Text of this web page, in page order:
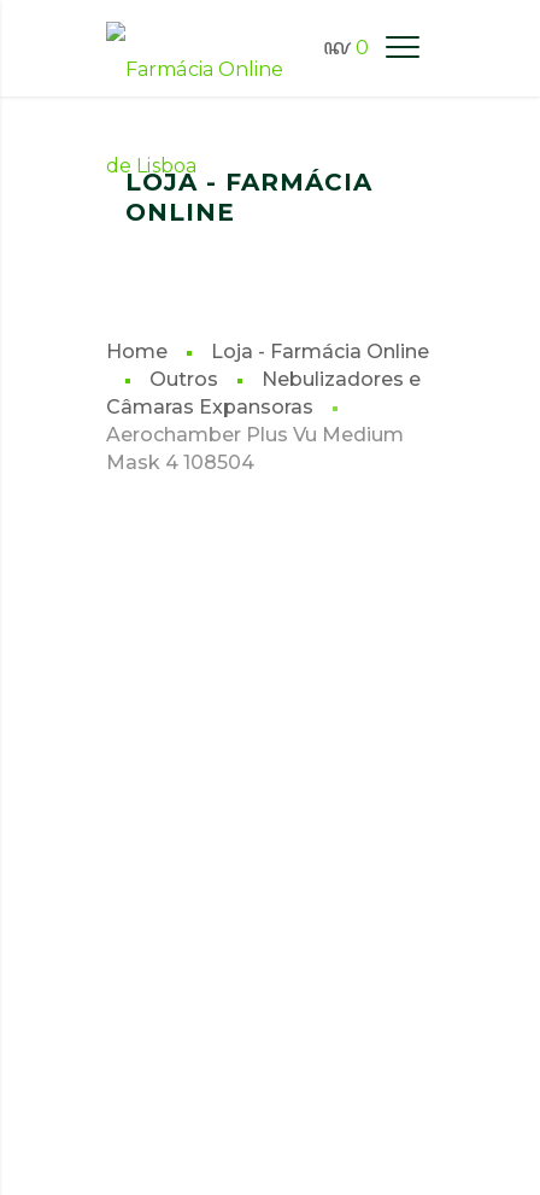
0
FARMÁCIA ONLINE LISBOA
LOJA - FARMÁCIA
ONLINE
Home
Loja - Farmácia Online
Outros
Nebulizadores e
Câmaras Expansoras
Aerochamber Plus Vu Medium
Mask 4 108504